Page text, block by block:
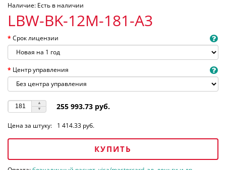
Наличие: Есть в наличии
LBW-BK-12M-181-A3
Срок лицензии
Центр управления
255 993.73 руб.
Цена за штуку: 1 414.33 руб.
КУПИТЬ